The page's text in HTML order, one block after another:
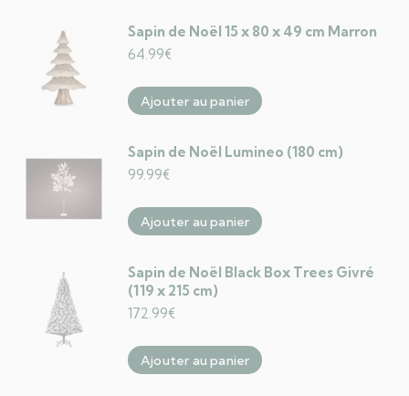
Sapin de Noël 15 x 80 x 49 cm Marron
64.99€
Ajouter au panier
Sapin de Noël Lumineo (180 cm)
99.99€
Ajouter au panier
Sapin de Noël Black Box Trees Givré
(119 x 215 cm)
172.99€
Ajouter au panier